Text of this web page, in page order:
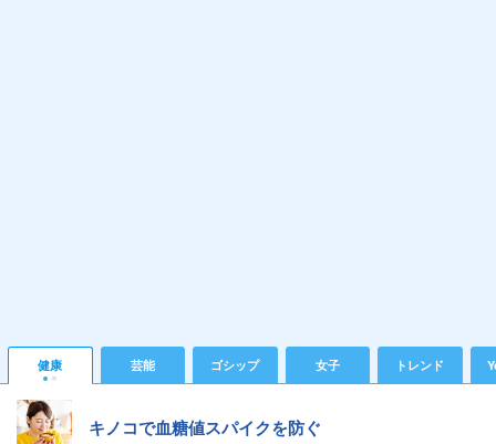
健康 芸能 ゴシップ 女子 トレンド
キノコで血糖値スパイクを防ぐ